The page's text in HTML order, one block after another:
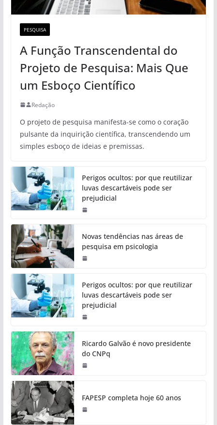
PESQUISA
A Função Transcendental do
Projeto de Pesquisa: Mais Que
um Esboço Científico
Redação
O projeto de pesquisa manifesta-se como o coração
pulsante da inquirição científica, transcendendo um
simples esboço de ideias e premissas.
Perigos ocultos: por que reutilizar
luvas descartáveis pode ser
prejudicial
Novas tendências nas áreas de
pesquisa em psicologia
Perigos ocultos: por que reutilizar
luvas descartáveis pode ser
prejudicial
Ricardo Galvão é novo presidente
do CNPq
FAPESP completa hoje 60 anos